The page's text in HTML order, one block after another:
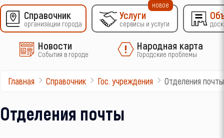
Справочник
организации города
Услуги
сервисы и услуги
новое
Новости
События в городе
Народная карта
Городские проблемы
Главная Справочник Гос. учреждения Отделения почты
Отделения почты